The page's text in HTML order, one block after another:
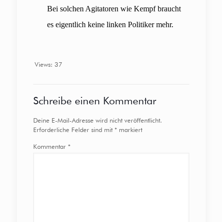
Bei solchen Agitatoren wie Kempf braucht
es eigentlich keine linken Politiker mehr.
Views: 37
Schreibe einen Kommentar
Deine E-Mail-Adresse wird nicht veröffentlicht.
Erforderliche Felder sind mit *markiert
Kommentar *